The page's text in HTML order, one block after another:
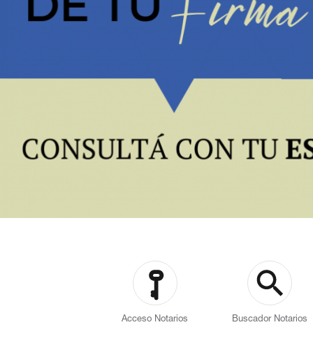
Acceso Notarios Buscador Notarios